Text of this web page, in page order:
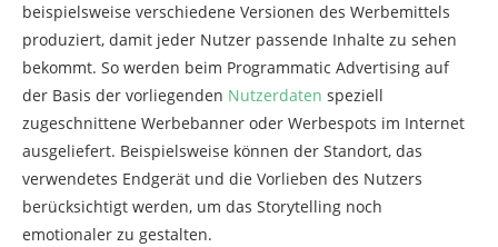
beispielsweise verschiedene Versionen des Werbemittels
produziert, damit jeder Nutzer passende Inhalte zu sehen
bekommt. So werden beim Programmatic Advertising auf
der Basis der vorliegenden Nutzerdaten speziell
zugeschnittene Werbebanner oder Werbespots im Internet
ausgeliefert. Beispielsweise können der Standort, das
verwendetes Endgerät und die Vorlieben des Nutzers
berücksichtigt werden, um das Storytelling noch
emotionaler zu gestalten.